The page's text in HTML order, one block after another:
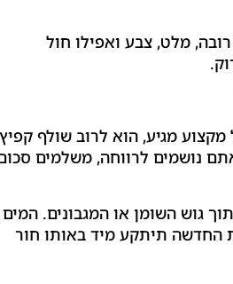
מלט, צבע ואפילו חול
מגיע, הוא לרוב שולף קפיץ
נושמים לרווחה, משלמים
גוש השומן או המגבונים. המים
החדשה תיתקע מיד באותו חור